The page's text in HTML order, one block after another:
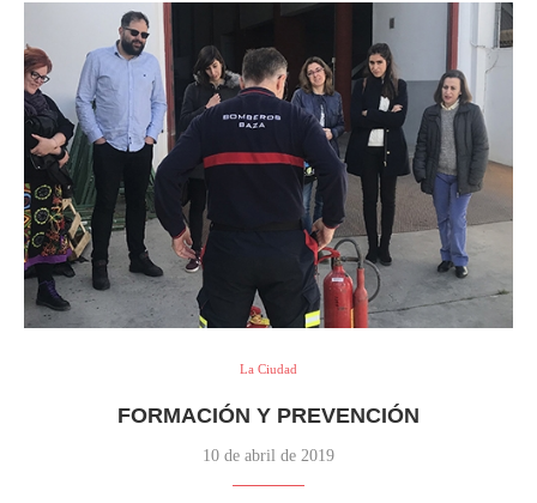
La Ciudad
FORMACIÓN Y PREVENCIÓN
10 de abril de 2019